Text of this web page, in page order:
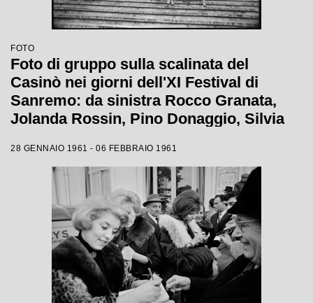
FOTO
Foto di gruppo sulla scalinata del
Casinò nei giorni dell'XI Festival di
Sanremo: da sinistra Rocco Granata,
Jolanda Rossin, Pino Donaggio, Silvia
Renis e Betty Curtis
28 GENNAIO 1961 - 06 FEBBRAIO 1961